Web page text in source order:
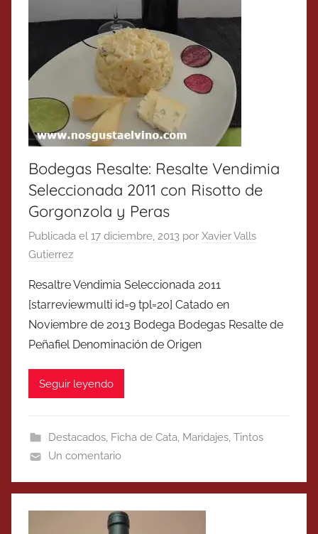
Bodegas Resalte: Resalte Vendimia
Seleccionada 2011 con Risotto de
Gorgonzola y Peras
Publicada el 17 diciembre, 2013 por Xavier Valls
Gutierrez
Resaltre Vendimia Seleccionada 2011
[starreviewmulti id=9 tpl=20] Catado en
Noviembre de 2013 Bodega Bodegas Resalte de
Peñafiel Denominación de Origen
Seguir leyendo
Destacados, Ficha de Cata, Maridajes, Tintos
Un comentario